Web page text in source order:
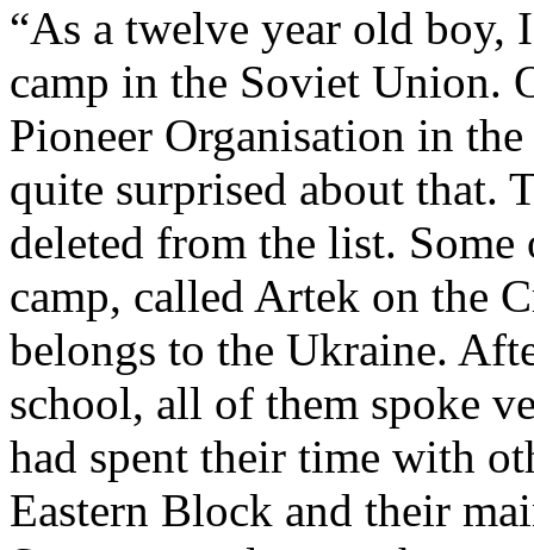
“As a twelve year old boy,
camp in the Soviet Union.
Pioneer Organisation in
quite surprised about that.
deleted from the list. Some
camp, called Artek on the
belongs to the Ukraine.
school, all of them spoke
had spent their time with
Eastern Block and their